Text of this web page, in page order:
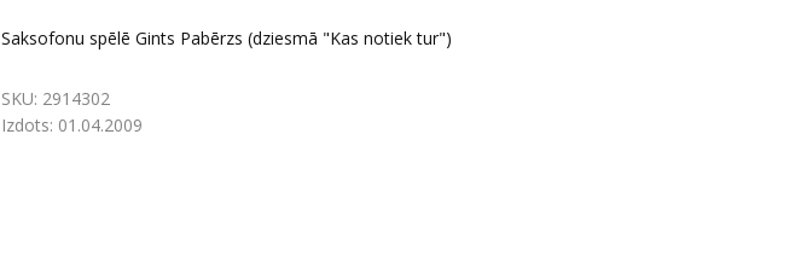
Saksofonu spēlē Gints Pabērzs (dziesmā "Kas notiek tur")
SKU: 2914302
Izdots: 01.04.2009